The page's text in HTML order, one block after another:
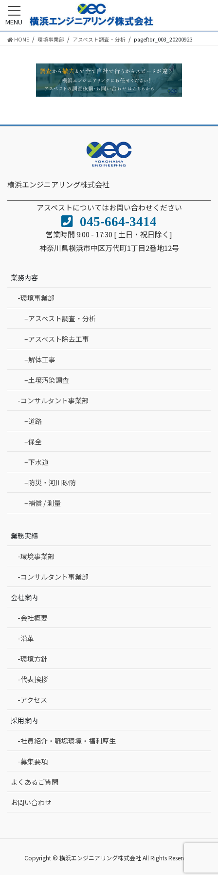
MENU
HOME 環境事業部 アスベスト調査・分析 pageftbr_003_20200923
横浜エンジニアリング株式会社
アスベストについてはお問い合わせください
045-664-3414
営業時間 9:00 - 17:30 [ 土日・祝日除く]
神奈川県横浜市中区万代町1丁目2番地12号
業務内容
-環境事業部
–アスベスト調査・分析
–アスベスト除去工事
–解体工事
–土壌汚染調査
-コンサルタント事業部
–道路
–保全
–下水道
–防災・河川砂防
–補償 / 測量
業務実績
-環境事業部
-コンサルタント事業部
会社案内
-会社概要
-沿革
-環境方針
-代表挨拶
-アクセス
採用案内
-社員紹介・職場環境・福利厚生
-募集要項
よくあるご質問
お問い合わせ
Copyright © 横浜エンジニアリング株式会社 All Rights Reserved.